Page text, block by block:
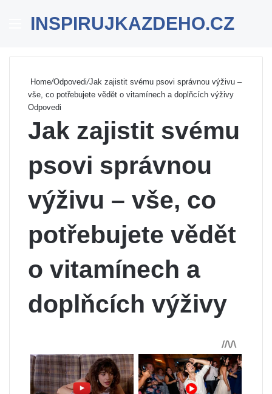
Menu
INSPIRUJKAZDEHO.CZ
Home/Odpovedi/Jak zajistit svému psovi správnou výživu –
vše, co potřebujete vědět o vitamínech a doplňcích výživy
Odpovedi
Jak zajistit svému
psovi správnou
výživu – vše, co
potřebujete vědět
o vitamínech a
doplňcích výživy